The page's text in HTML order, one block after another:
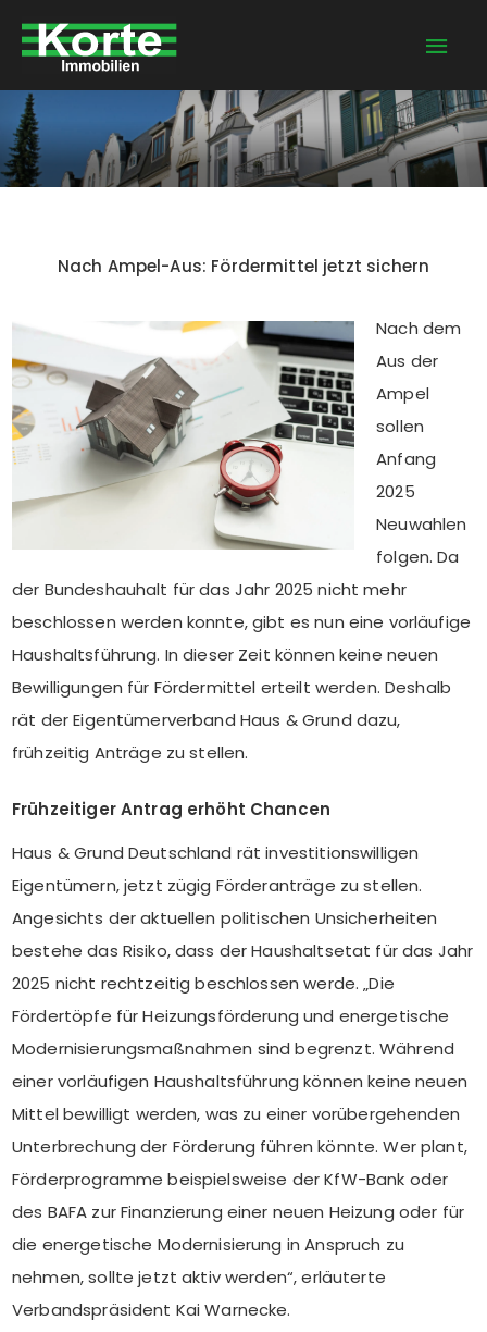
Inhalt
Nach Ampel-Aus: Fördermittel jetzt sichern
Nach dem
Aus der
Ampel
sollen
Anfang
2025
Neuwahlen
folgen. Da
der Bundeshauhalt für das Jahr 2025 nicht mehr
beschlossen werden konnte, gibt es nun eine vorläufige
Haushaltsführung. In dieser Zeit können keine neuen
Bewilligungen für Fördermittel erteilt werden. Deshalb
rät der Eigentümerverband Haus & Grund dazu,
frühzeitig Anträge zu stellen.
Frühzeitiger Antrag erhöht Chancen
Haus & Grund Deutschland rät investitionswilligen
Eigentümern, jetzt zügig Förderanträge zu stellen.
Angesichts der aktuellen politischen Unsicherheiten
bestehe das Risiko, dass der Haushaltsetat für das Jahr
2025 nicht rechtzeitig beschlossen werde. „Die
Fördertöpfe für Heizungsförderung und energetische
Modernisierungsmaßnahmen sind begrenzt. Während
einer vorläufigen Haushaltsführung können keine neuen
Mittel bewilligt werden, was zu einer vorübergehenden
Unterbrechung der Förderung führen könnte. Wer plant,
Förderprogramme beispielsweise der KfW-Bank oder
des BAFA zur Finanzierung einer neuen Heizung oder für
die energetische Modernisierung in Anspruch zu
nehmen, sollte jetzt aktiv werden“, erläuterte
Verbandspräsident Kai Warnecke.